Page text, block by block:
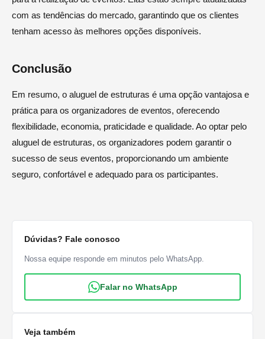
com as tendências do mercado, garantindo que os clientes
tenham acesso às melhores opções disponíveis.
Conclusão
Em resumo, o aluguel de estruturas é uma opção vantajosa e
prática para os organizadores de eventos, oferecendo
flexibilidade, economia, praticidade e qualidade. Ao optar pelo
aluguel de estruturas, os organizadores podem garantir o
sucesso de seus eventos, proporcionando um ambiente
seguro, confortável e adequado para os participantes.
Dúvidas? Fale conosco
Nossa equipe responde em minutos pelo WhatsApp.
Falar no WhatsApp
Veja também